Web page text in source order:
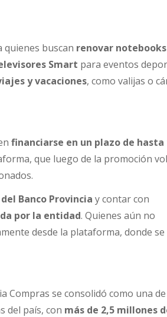
buscan renovar
Smart para eventos
y vacaciones, como valijas o
financiarse en un plazo de hasta
que luego de la promoción
Banco Provincia y contar con
por la entidad. Quienes aún no
desde la plataforma, donde se
Compras se consolidó como una
del país, con más de 2,5 millones